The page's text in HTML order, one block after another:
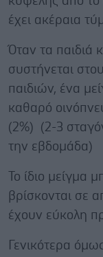
έχει ακέραια
Όταν τα παιδιά
συστήνεται
παιδιών, ένα
καθαρό
(2%) (2-3
την εβδομάδα)
Το ίδιο μείγμα
βρίσκονται σε
έχουν εύκολη
Γενικότερα